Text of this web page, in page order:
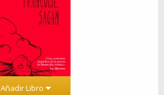
Añadir Libro